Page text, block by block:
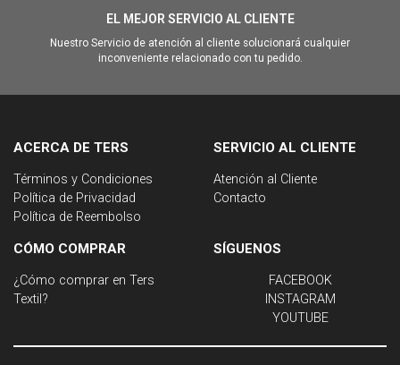
EL MEJOR SERVICIO AL CLIENTE
Nuestro Servicio de atención al cliente solucionará cualquier
inconveniente relacionado con tu pedido.
ACERCA DE TERS
Términos y Condiciones
Política de Privacidad
Política de Reembolso
SERVICIO AL CLIENTE
Atención al Cliente
Contacto
CÓMO COMPRAR
¿Cómo comprar en Ters
Textil?
SÍGUENOS
FACEBOOK
INSTAGRAM
YOUTUBE